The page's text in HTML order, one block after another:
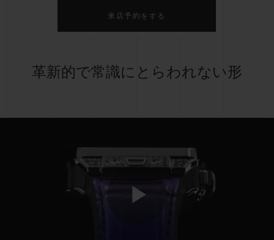
来店予約をする
革新的で常識にとらわれない形